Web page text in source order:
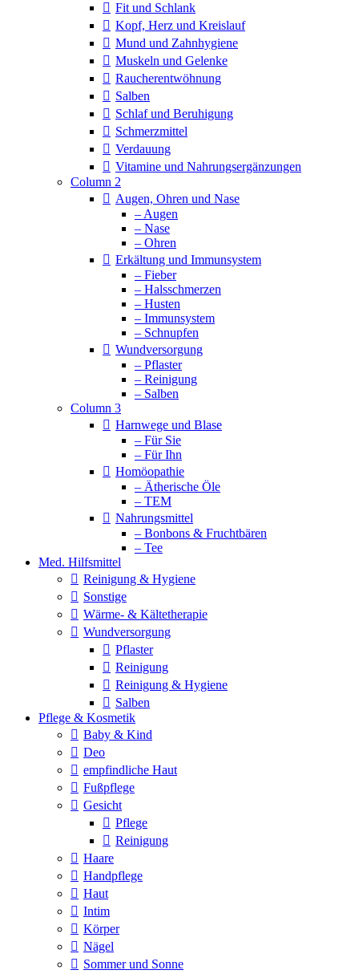
Fit und Schlank
Kopf, Herz und Kreislauf
Mund und Zahnhygiene
Muskeln und Gelenke
Raucherentwöhnung
Salben
Schlaf und Beruhigung
Schmerzmittel
Verdauung
Vitamine und Nahrungsergänzungen
Column 2
Augen, Ohren und Nase
– Augen
– Nase
– Ohren
Erkältung und Immunsystem
– Fieber
– Halsschmerzen
– Husten
– Immunsystem
– Schnupfen
Wundversorgung
– Pflaster
– Reinigung
– Salben
Column 3
Harnwege und Blase
– Für Sie
– Für Ihn
Homöopathie
– Ätherische Öle
– TEM
Nahrungsmittel
– Bonbons & Fruchtbären
– Tee
Med. Hilfsmittel
Reinigung & Hygiene
Sonstige
Wärme- & Kältetherapie
Wundversorgung
Pflaster
Reinigung
Reinigung & Hygiene
Salben
Pflege & Kosmetik
Baby & Kind
Deo
empfindliche Haut
Fußpflege
Gesicht
Pflege
Reinigung
Haare
Handpflege
Haut
Intim
Körper
Nägel
Sommer und Sonne